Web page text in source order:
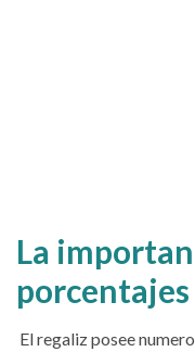
La
El regaliz posee